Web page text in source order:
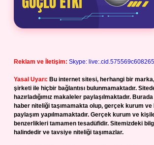
Reklam ve İletişim: Skype:
Yasal Uyarı: Bu internet sitesi, herhangi bir
şirketi ile hiçbir bağlantısı bulunmamaktadır.
hazırladığımız makaleler paylaşılmaktadır.
haber niteliği taşımamakta olup, gerçek kurum ve
paylaşım yapılmamaktadır. Gerçek kurum ve
benzerlikleri tamamen tesadüfidir. Sitemizdeki
halindedir ve tavsiye niteliği taşımazlar.